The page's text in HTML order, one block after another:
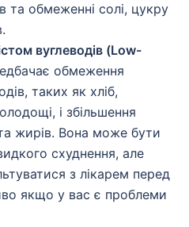
та обмеженні солі, цукру
вуглеводів (Low-
обмеження
таких як хліб,
і збільшення
жирів. Вона може бути
схуднення, але
з лікарем перед
якщо у вас є проблеми